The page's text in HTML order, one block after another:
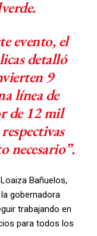
evento, el
detalló
9
línea de
de 12 mil
necesario”.
Bañuelos,
gobernadora
trabajando en
para todos los